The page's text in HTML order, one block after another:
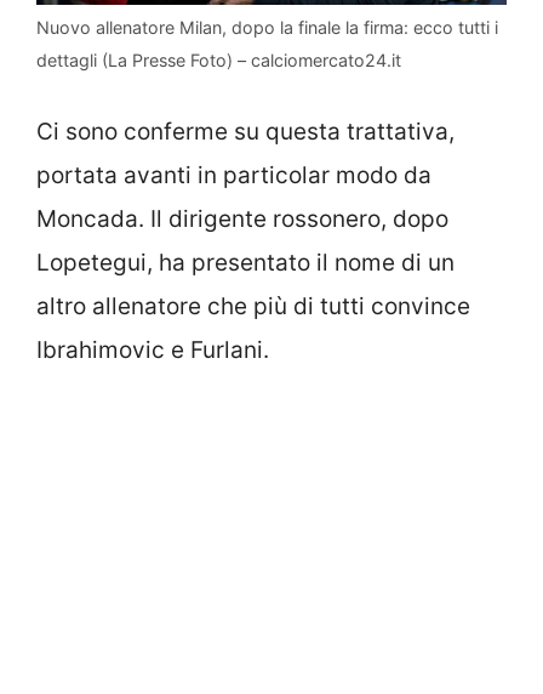
Nuovo allenatore Milan, dopo la finale la firma: ecco tutti i
dettagli (La Presse Foto) – calciomercato24.it
Ci sono conferme su questa trattativa,
portata avanti in particolar modo da
Moncada. Il dirigente rossonero, dopo
Lopetegui, ha presentato il nome di un
altro allenatore che più di tutti convince
Ibrahimovic e Furlani.